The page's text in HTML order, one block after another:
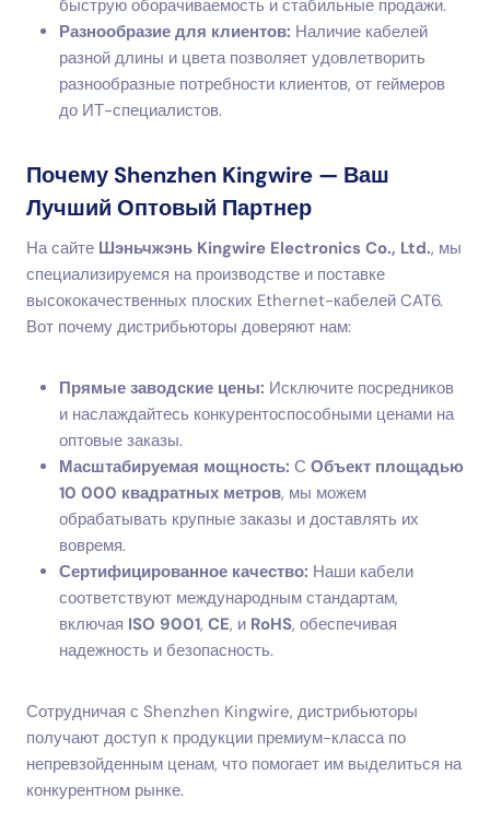
быструю оборачиваемость и стабильные продажи.
Разнообразие для клиентов: Наличие кабелей
разной длины и цвета позволяет удовлетворить
разнообразные потребности клиентов, от геймеров
до ИТ-специалистов.
Почему Shenzhen Kingwire — Ваш
Лучший Оптовый Партнер
На сайте Шэньчжэнь Kingwire Electronics Co., Ltd., мы
специализируемся на производстве и поставке
высококачественных плоских Ethernet-кабелей CAT6.
Вот почему дистрибьюторы доверяют нам:
Прямые заводские цены: Исключите посредников
и наслаждайтесь конкурентоспособными ценами на
оптовые заказы.
Масштабируемая мощность: С Объект площадью
10 000 квадратных метров, мы можем
обрабатывать крупные заказы и доставлять их
вовремя.
Сертифицированное качество: Наши кабели
соответствуют международным стандартам,
включая ISO 9001, CE, и RoHS, обеспечивая
надежность и безопасность.
Сотрудничая с Shenzhen Kingwire, дистрибьюторы
получают доступ к продукции премиум-класса по
непревзойденным ценам, что помогает им выделиться на
конкурентном рынке.